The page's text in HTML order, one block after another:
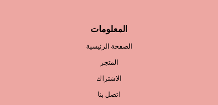
المعلومات
الصفحة الرئيسية
المتجر
الاشتراك
اتصل بنا